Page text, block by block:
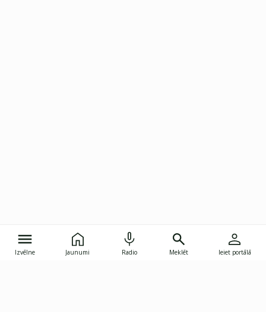
Izvēlne Jaunumi Radio Meklēt Ieiet portālā